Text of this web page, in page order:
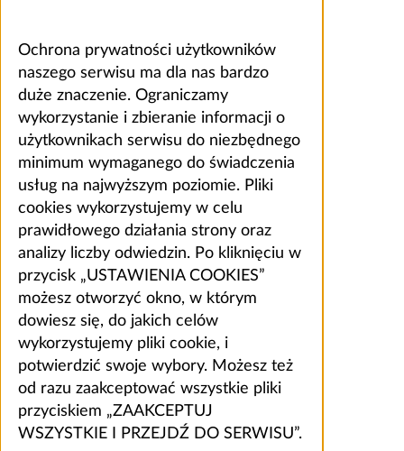
Ochrona prywatności użytkowników
naszego serwisu ma dla nas bardzo
duże znaczenie. Ograniczamy
wykorzystanie i zbieranie informacji o
użytkownikach serwisu do niezbędnego
minimum wymaganego do świadczenia
usług na najwyższym poziomie. Pliki
cookies wykorzystujemy w celu
prawidłowego działania strony oraz
analizy liczby odwiedzin. Po kliknięciu w
przycisk „USTAWIENIA COOKIES”
możesz otworzyć okno, w którym
dowiesz się, do jakich celów
wykorzystujemy pliki cookie, i
potwierdzić swoje wybory. Możesz też
od razu zaakceptować wszystkie pliki
przyciskiem „ZAAKCEPTUJ
WSZYSTKIE I PRZEJDŹ DO SERWISU”.